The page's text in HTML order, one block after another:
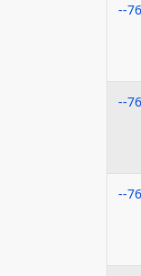
--
--
--